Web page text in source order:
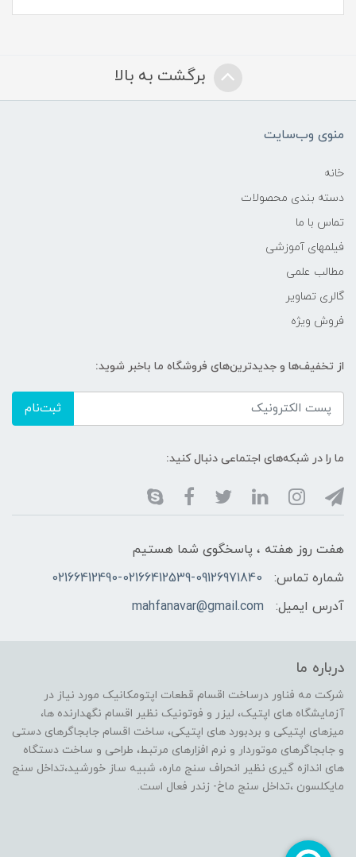
برگشت به بالا
منوی وب‌سایت
خانه
دسته بندی محصولات
تماس با ما
فیلمهای آموزشی
مطالب علمی
گالری تصاویر
فروش ویژه
از تخفیف‌ها و جدیدترین‌های فروشگاه ما باخبر شوید:
ثبت‌نام
ما را در شبکه‌های اجتماعی دنبال کنید:
هفت روز هفته ، پاسخگوی شما هستیم
شماره تماس:
02166412490-02166412539-09126971840
آدرس ایمیل:
mahfanavar@gmail.com
درباره ما
شرکت مه فناور درساخت اقسام قطعات اپتومکانیک مورد نیاز در
آزمایشگاه های اپتیک، لیزر و فوتونیک نظیر اقسام نگهدارنده ها،
میزهای اپتیکی و بردبورد های اپتیکی، ساخت اقسام جابجاگرهای دستی
و جابجاگرهای موتوردار و نرم افزارهای مرتبط، طراحی و ساخت دستگاه
های اندازه گیری نظیر انحراف سنج ماره، شبیه ساز خورشید،تداخل سنج
مایکلسون ،تداخل سنج ماخ- زندر فعال است.